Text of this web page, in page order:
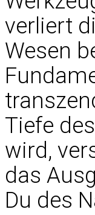
verliert
Wesen
Tiefe
wird,
das
Du des